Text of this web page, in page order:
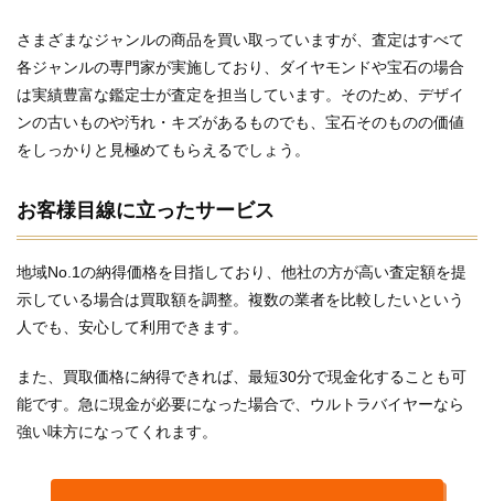
さまざまなジャンルの商品を買い取っていますが、査定はすべて
各ジャンルの専門家が実施しており、ダイヤモンドや宝石の場合
は実績豊富な鑑定士が査定を担当しています。そのため、デザイ
ンの古いものや汚れ・キズがあるものでも、宝石そのものの価値
をしっかりと見極めてもらえるでしょう。
お客様目線に立ったサービス
地域No.1の納得価格を目指しており、他社の方が高い査定額を提
示している場合は買取額を調整。複数の業者を比較したいという
人でも、安心して利用できます。
また、買取価格に納得できれば、最短30分で現金化することも可
能です。急に現金が必要になった場合で、ウルトラバイヤーなら
強い味方になってくれます。